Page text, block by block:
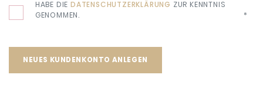
HABE DIEDATENSCHUTZERKLÄRUNG ZUR KENNTNIS
GENOMMEN.
*
NEUES KUNDENKONTO ANLEGEN